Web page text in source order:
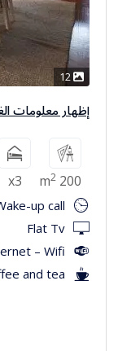
إظهار معلومات
200 m
2
x3
up call
Flat Tv
– Wifi
and tea